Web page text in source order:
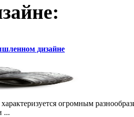
дизайне
огромным
...